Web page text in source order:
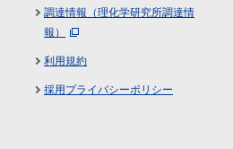
調達情報（理化学研究所調達情
報）
利用規約
採用プライバシーポリシー